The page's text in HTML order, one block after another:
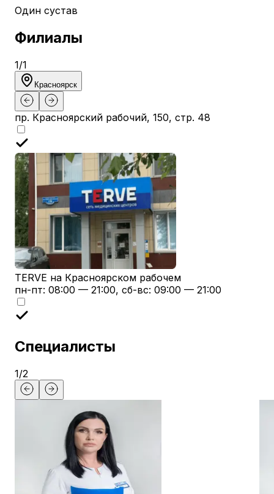
Один сустав
Филиалы
1/1
Красноярск
пр. Красноярский рабочий, 150, стр. 48
TERVE на Красноярском рабочем
пн-пт: 08:00 — 21:00, сб-вс: 09:00 — 21:00
Специалисты
1/2